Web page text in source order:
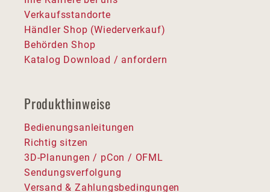
Verkaufsstandorte
Händler Shop (Wiederverkauf)
Behörden Shop
Katalog Download / anfordern
Produkthinweise
Bedienungsanleitungen
Richtig sitzen
3D-Planungen / pCon / OFML
Sendungsverfolgung
Versand & Zahlungsbedingungen